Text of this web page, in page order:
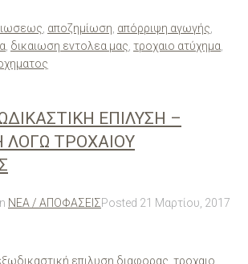
αποζημίωση απόρριψη αγωγής
δικαιωση εντολεα μας τροχαιο ατύχημα
ΕΠΙΛΥΣΗ –
ΤΡΟΧΑΙΟΥ
In ΝΕΑ / ΑΠΟΦΑΣΕΙΣPosted 21 Μαρτίου, 2017
επιλυση διαφορας τροχαιο